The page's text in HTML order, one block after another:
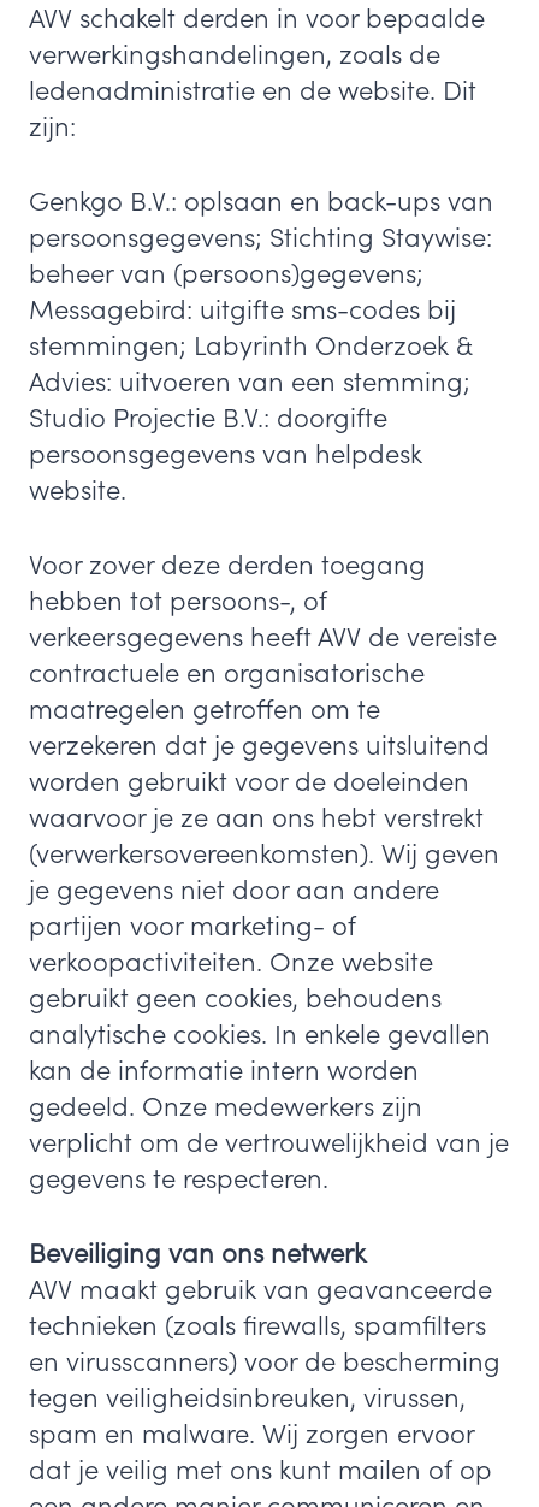
AVV schakelt derden in voor bepaalde
verwerkingshandelingen, zoals de
ledenadministratie en de website. Dit
zijn:
Genkgo B.V.: oplsaan en back-ups van
persoonsgegevens; Stichting Staywise:
beheer van (persoons)gegevens;
Messagebird: uitgifte sms-codes bij
stemmingen; Labyrinth Onderzoek &
Advies: uitvoeren van een stemming;
Studio Projectie B.V.: doorgifte
persoonsgegevens van helpdesk
website.
Voor zover deze derden toegang
hebben tot persoons-, of
verkeersgegevens heeft AVV de vereiste
contractuele en organisatorische
maatregelen getroffen om te
verzekeren dat je gegevens uitsluitend
worden gebruikt voor de doeleinden
waarvoor je ze aan ons hebt verstrekt
(verwerkersovereenkomsten). Wij geven
je gegevens niet door aan andere
partijen voor marketing- of
verkoopactiviteiten. Onze website
gebruikt geen cookies, behoudens
analytische cookies. In enkele gevallen
kan de informatie intern worden
gedeeld. Onze medewerkers zijn
verplicht om de vertrouwelijkheid van je
gegevens te respecteren.
Beveiliging van ons netwerk
AVV maakt gebruik van geavanceerde
technieken (zoals firewalls, spamfilters
en virusscanners) voor de bescherming
tegen veiligheidsinbreuken, virussen,
spam en malware. Wij zorgen ervoor
dat je veilig met ons kunt mailen of op